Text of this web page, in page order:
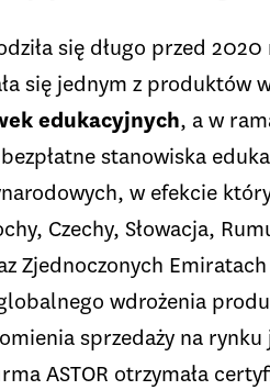
się długo przed
się jednym z produktów
edukacyjnych, a w
stanowiska
w efekcie
Czechy, Słowacja,
Zjednoczonych
wdrożenia
sprzedaży na
ASTOR otrzymała